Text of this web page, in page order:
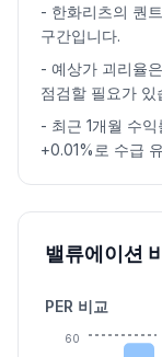
- 한화리츠의 퀀
구간입니다.
- 예상가 괴리율
점검할 필요가 있
- 최근 1개월 수
+0.01%로 수급
밸류에이션
PER 비교
60